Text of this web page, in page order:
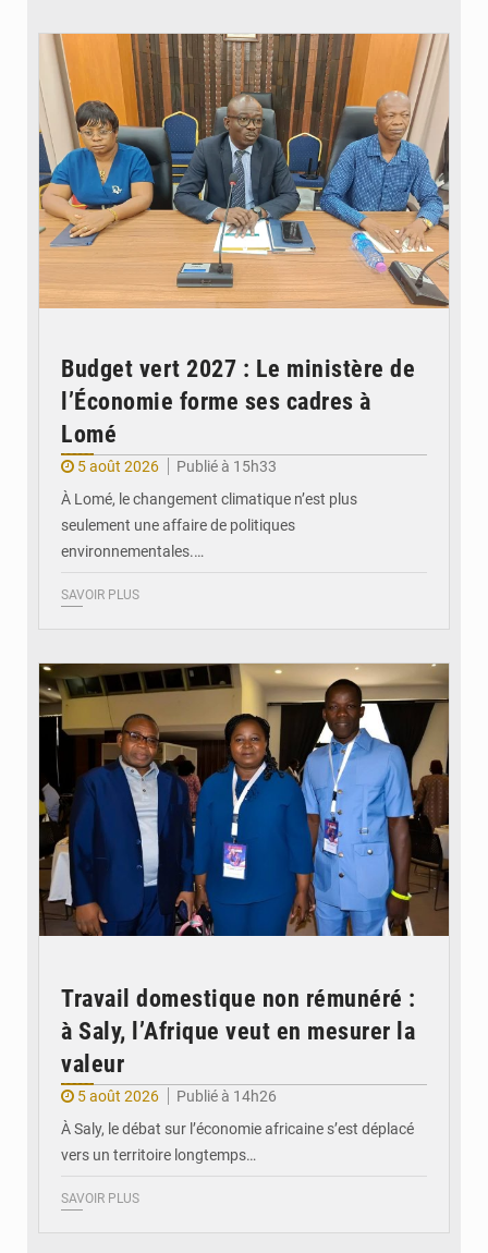
Budget vert 2027 : Le ministère de
l’Économie forme ses cadres à
Lomé
5 août 2026
Publié à 15h33
À Lomé, le changement climatique n’est plus
seulement une affaire de politiques
environnementales.…
SAVOIR PLUS
Travail domestique non rémunéré :
à Saly, l’Afrique veut en mesurer la
valeur
5 août 2026
Publié à 14h26
À Saly, le débat sur l’économie africaine s’est déplacé
vers un territoire longtemps…
SAVOIR PLUS